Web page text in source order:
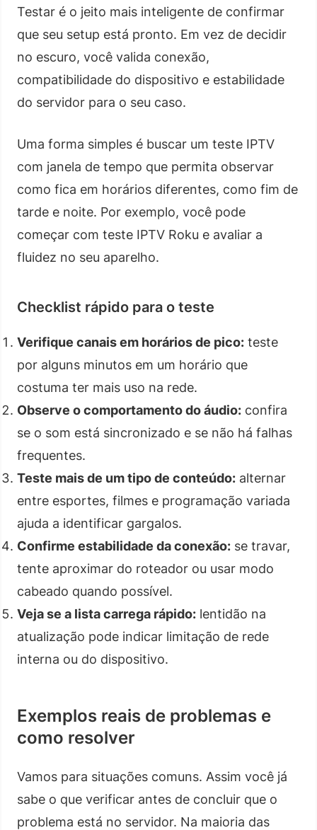
Testar é o jeito mais inteligente de confirmar
que seu setup está pronto. Em vez de decidir
no escuro, você valida conexão,
compatibilidade do dispositivo e estabilidade
do servidor para o seu caso.
Uma forma simples é buscar um teste IPTV
com janela de tempo que permita observar
como fica em horários diferentes, como fim de
tarde e noite. Por exemplo, você pode
começar com teste IPTV Roku e avaliar a
fluidez no seu aparelho.
Checklist rápido para o teste
Verifique canais em horários de pico: teste
por alguns minutos em um horário que
costuma ter mais uso na rede.
Observe o comportamento do áudio: confira
se o som está sincronizado e se não há falhas
frequentes.
Teste mais de um tipo de conteúdo: alternar
entre esportes, filmes e programação variada
ajuda a identificar gargalos.
Confirme estabilidade da conexão: se travar,
tente aproximar do roteador ou usar modo
cabeado quando possível.
Veja se a lista carrega rápido: lentidão na
atualização pode indicar limitação de rede
interna ou do dispositivo.
Exemplos reais de problemas e
como resolver
Vamos para situações comuns. Assim você já
sabe o que verificar antes de concluir que o
problema está no servidor. Na maioria das